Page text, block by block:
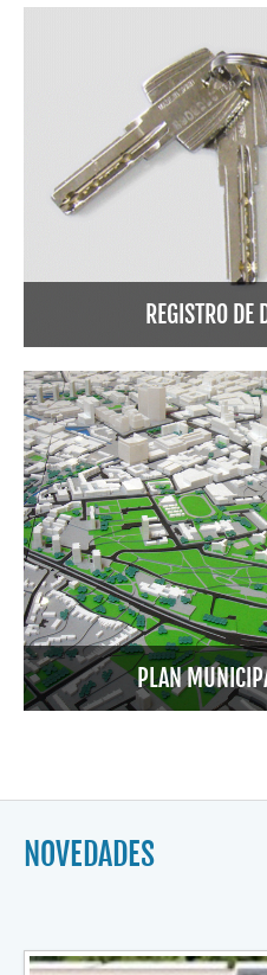
REGISTRO DE
PLAN
Mapa de viviendas
NOVEDADES